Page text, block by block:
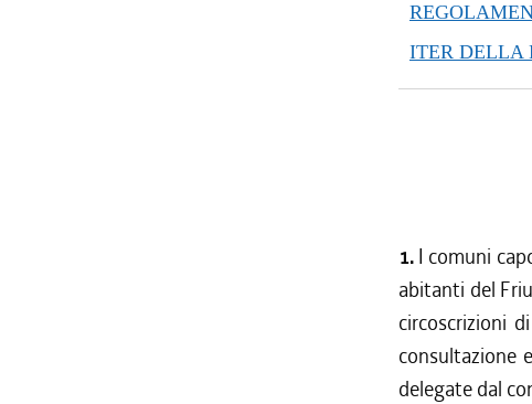
ITER DELLA
1. I comuni
abitanti del
circoscrizioni
consultazione
delegate dal